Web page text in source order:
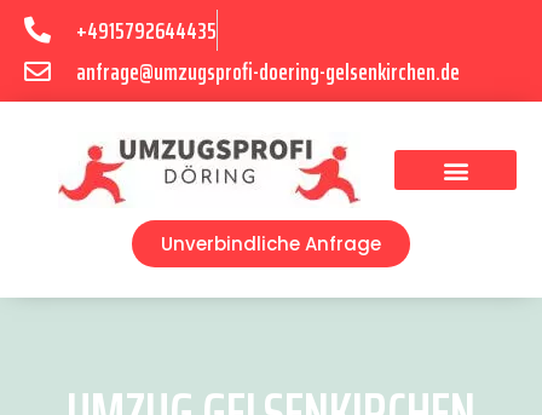
+4915792644435
anfrage@umzugsprofi-doering-gelsenkirchen.de
Unverbindliche Anfrage